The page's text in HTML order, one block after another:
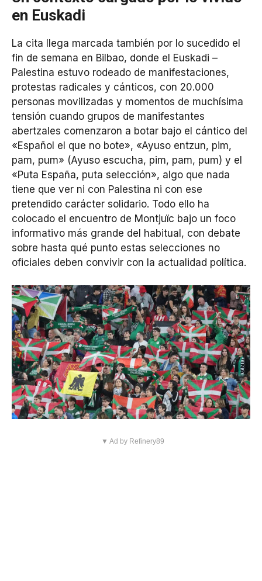
en Euskadi
La cita llega marcada también por lo sucedido el
fin de semana en Bilbao, donde el Euskadi –
Palestina estuvo rodeado de manifestaciones,
protestas radicales y cánticos, con 20.000
personas movilizadas y momentos de muchísima
tensión cuando grupos de manifestantes
abertzales comenzaron a botar bajo el cántico del
«Español el que no bote», «Ayuso entzun, pim,
pam, pum» (Ayuso escucha, pim, pam, pum) y el
«Puta España, puta selección», algo que nada
tiene que ver ni con Palestina ni con ese
pretendido carácter solidario. Todo ello ha
colocado el encuentro de Montjuïc bajo un foco
informativo más grande del habitual, con debate
sobre hasta qué punto estas selecciones no
oficiales deben convivir con la actualidad política.
▼ Ad by Refinery89